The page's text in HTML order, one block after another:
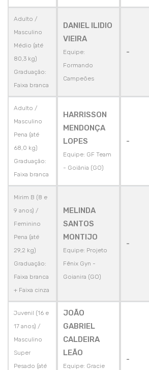
Adulto /
Masculino
Médio (até
80,3 kg)
Graduação:
Faixa branca
DANIEL ILIDIO
VIEIRA
Equipe:
Formando
Campeões
-
Adulto /
Masculino
Pena (até
68,0 kg)
Graduação:
Faixa branca
HARRISSON
MENDONÇA
LOPES
Equipe: GF Team
- Goiânia (GO)
-
Mirim B (8 e
9 anos) /
Feminino
Pena (até
29,2 kg)
Graduação:
Faixa branca
+ Faixa cinza
MELINDA
SANTOS
MONTIJO
Equipe: Projeto
Fênix Gyn -
Goianira (GO)
-
Juvenil (16 e
17 anos) /
Masculino
Super
Pesado (até
JOÃO
GABRIEL
CALDEIRA
LEÃO
Equipe: Gracie
-